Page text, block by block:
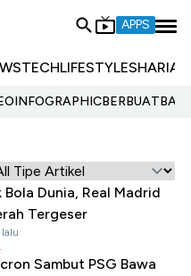
APPS
TECHLIFESTYLESHARIA
INFOGRAPHIC
Bola Dunia, Real Madrid
Tergeser
Sambut PSG Bawa